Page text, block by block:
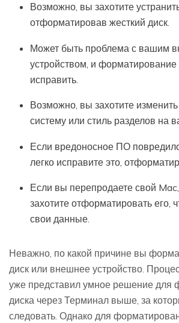
Возможно, вы захотите
отформатировав жесткий диск.
Может быть проблема с вашим
устройством, и
исправить.
Возможно, вы захотите
систему или стиль разделов на
Если вредоносное ПО
легко исправите это,
Если вы перепродаете свой
захотите отформатировать его,
свои данные.
Неважно, по какой причине вы
диск или внешнее устройство.
уже представил умное решение для
диска через Терминал выше, за
следовать. Однако для